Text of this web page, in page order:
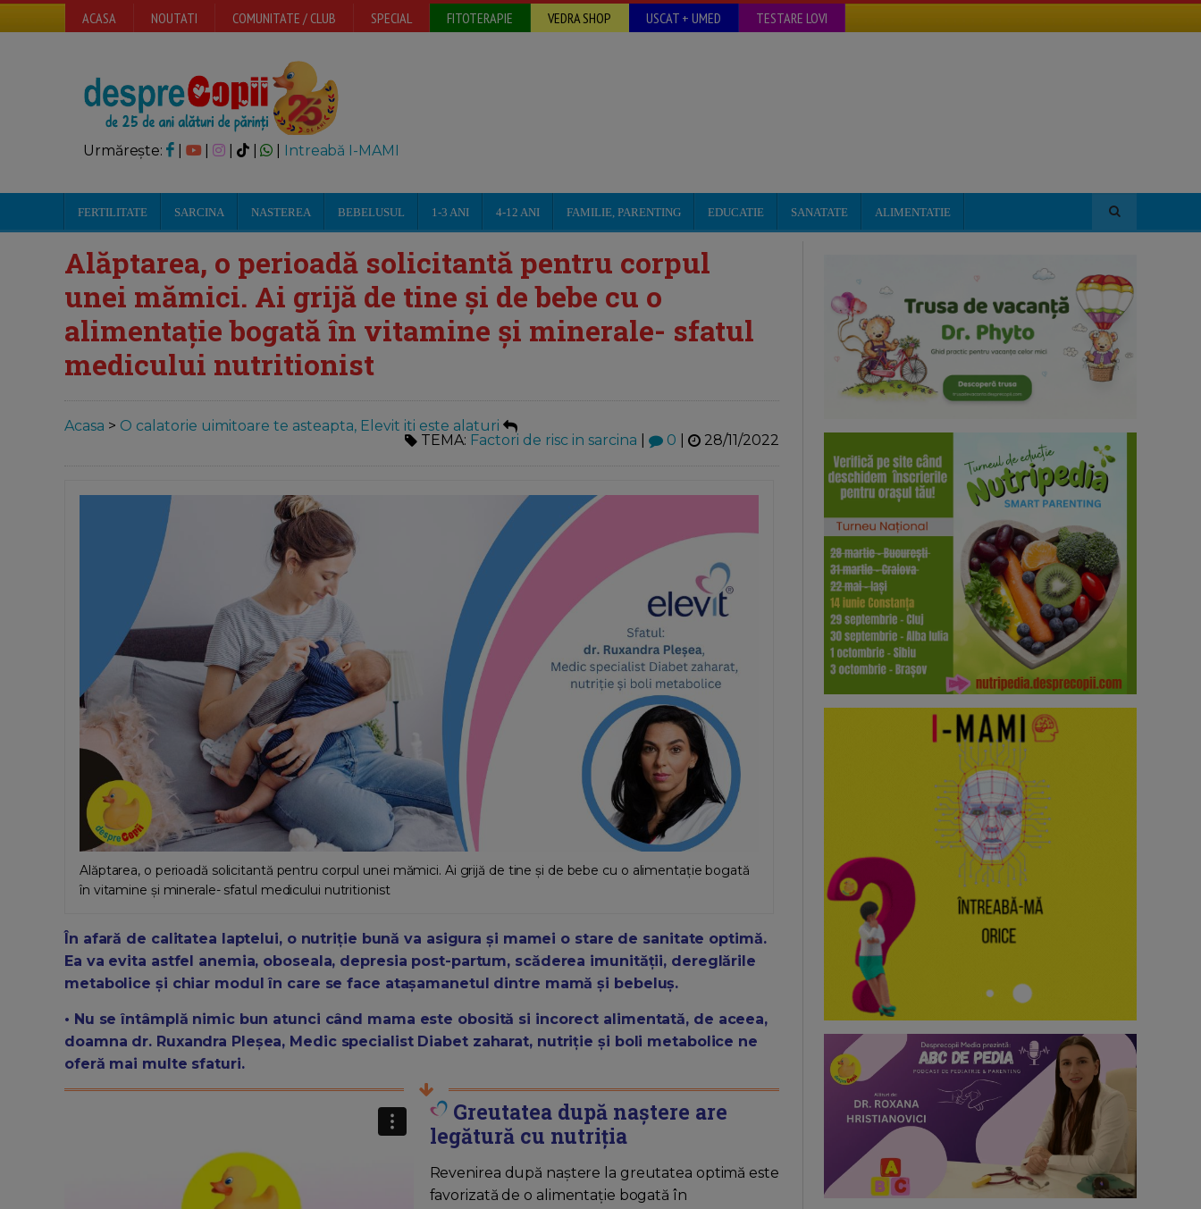
ACASA NOUTATI COMUNITATE / CLUB SPECIAL FITOTERAPIE VEDRA SHOP USCAT + UMED TESTARE LOVI
Urmărește: | | Intreabă I-MAMI
FERTILITATE SARCINA NASTEREA BEBELUSUL 1-3 ANI 4-12 ANI FAMILIE, PARENTING EDUCATIE SANATATE ALIMENTATIE
Alăptarea, o perioadă solicitantă pentru corpul
unei mămici. Ai grijă de tine și de bebe cu o
alimentație bogată în vitamine și minerale- sfatul
medicului nutritionist
Acasa > O calatorie uimitoare te asteapta, Elevit iti este alaturi
TEMA: Factori de risc in sarcina 0 28/11/2022
Alăptarea, o perioadă solicitantă pentru corpul unei mămici. Ai grijă de tine și de bebe cu o alimentație bogată
în vitamine și minerale- sfatul medicului nutritionist
În afară de calitatea laptelui, o nutriție bună va asigura și mamei o stare de sanitate optimă.
Ea va evita astfel anemia, oboseala, depresia post-partum, scăderea imunității, dereglările
metabolice și chiar modul în care se face atașamanetul dintre mamă și bebeluș.
• Nu se întâmplă nimic bun atunci când mama este obosită si incorect alimentată, de aceea,
doamna dr. Ruxandra Pleșea, Medic specialist Diabet zaharat, nutriție și boli metabolice ne
oferă mai multe sfaturi.
Greutatea după naștere are
legătură cu nutriția
Revenirea după naștere la greutatea optimă este
favorizată de o alimentație bogată în